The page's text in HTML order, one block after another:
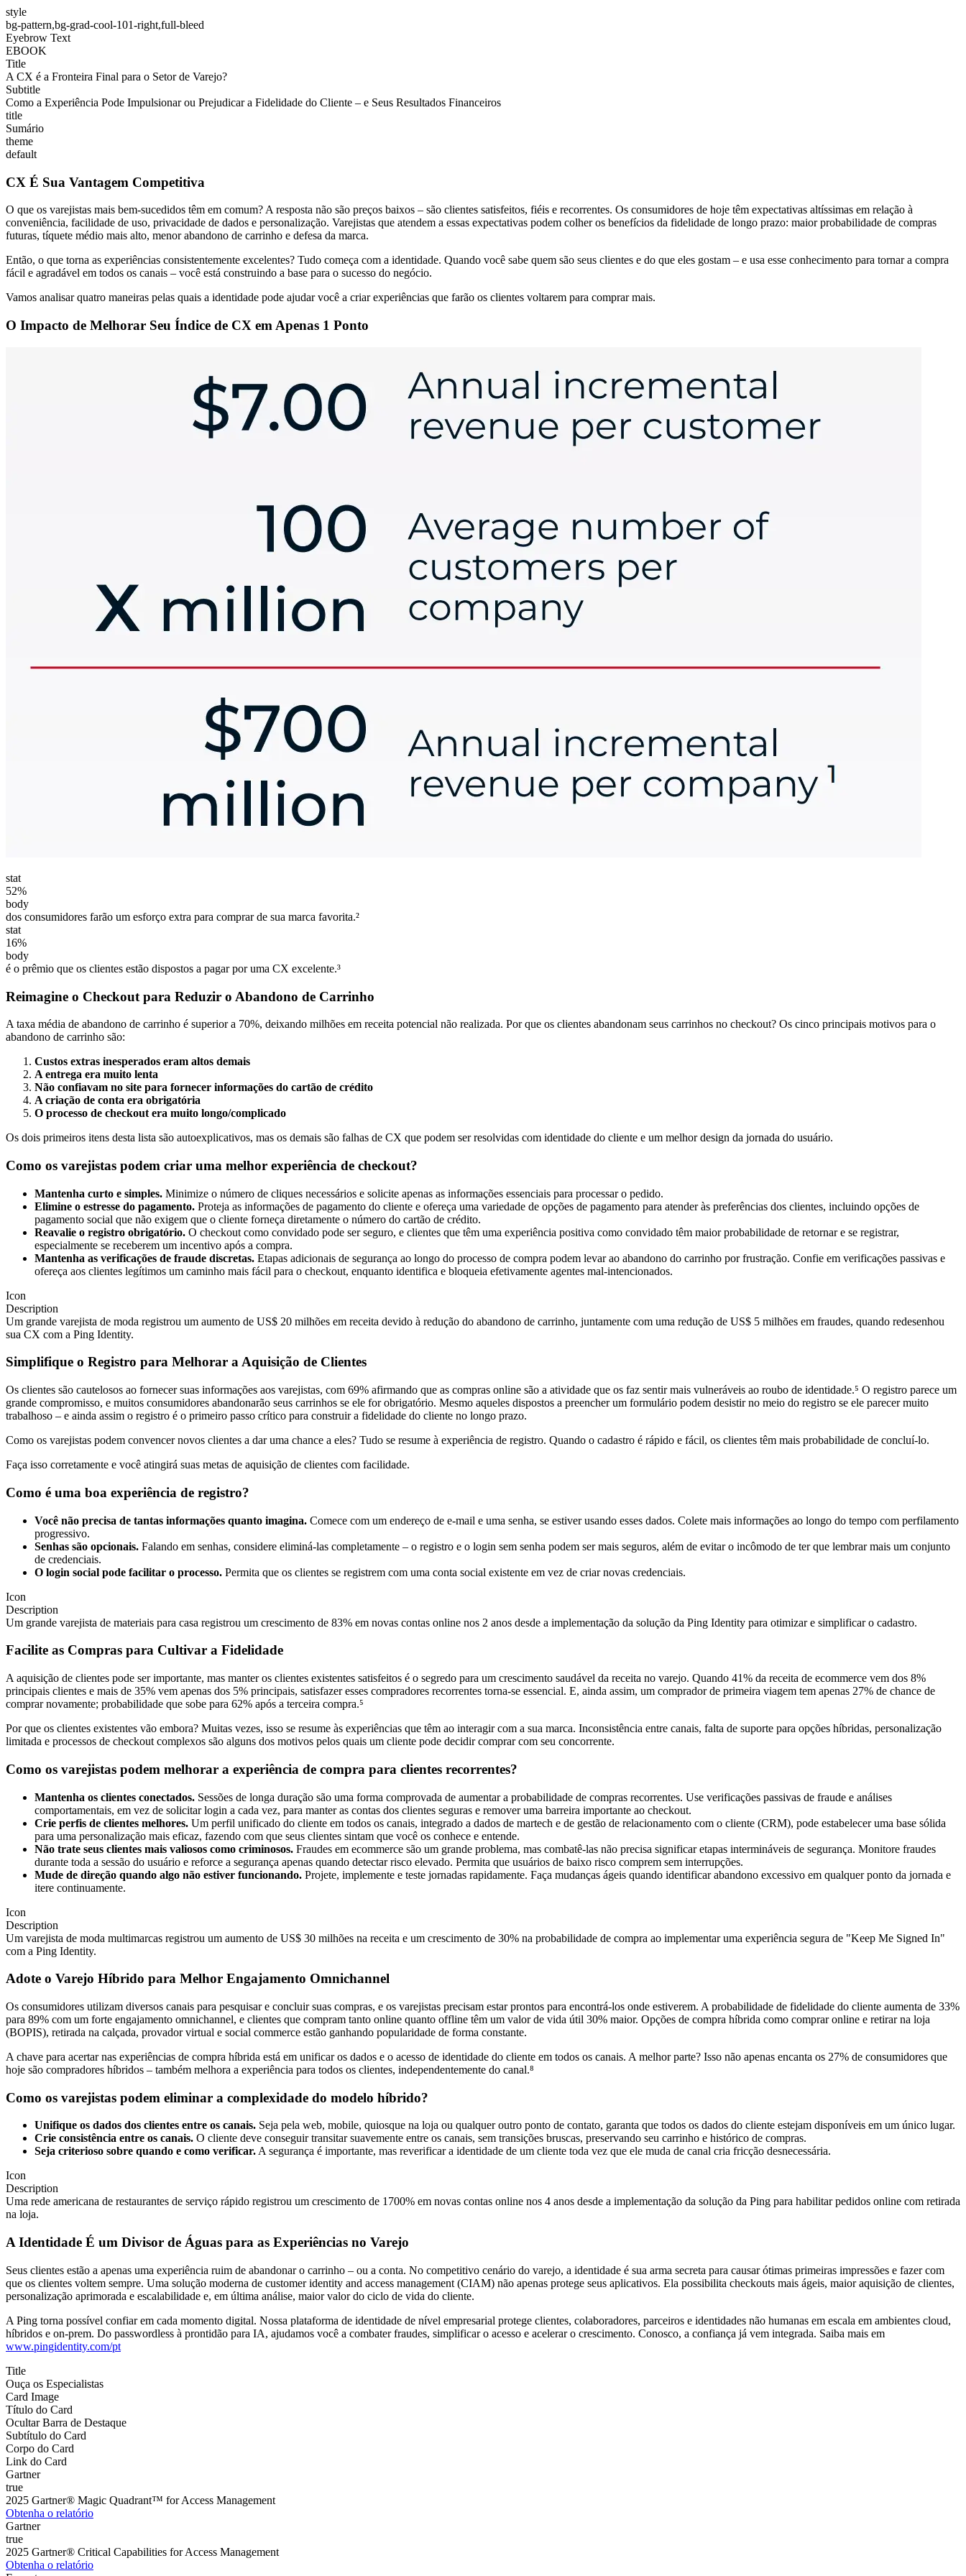
style
bg-pattern,bg-grad-cool-101-right,full-bleed
Eyebrow Text
EBOOK
Title
A CX é a Fronteira Final para o Setor de Varejo?
Subtitle
Como a Experiência Pode Impulsionar ou Prejudicar a Fidelidade do Cliente – e Seus Resultados Financeiros
title
Sumário
theme
default
CX É Sua Vantagem Competitiva
O que os varejistas mais bem-sucedidos têm em comum? A resposta não são preços baixos – são clientes satisfeitos, fiéis e recorrentes. Os consumidores de hoje têm expectativas altíssimas em relação à
conveniência, facilidade de uso, privacidade de dados e personalização. Varejistas que atendem a essas expectativas podem colher os benefícios da fidelidade de longo prazo: maior probabilidade de compras
futuras, tíquete médio mais alto, menor abandono de carrinho e defesa da marca.
Então, o que torna as experiências consistentemente excelentes? Tudo começa com a identidade. Quando você sabe quem são seus clientes e do que eles gostam – e usa esse conhecimento para tornar a compra
fácil e agradável em todos os canais – você está construindo a base para o sucesso do negócio.
Vamos analisar quatro maneiras pelas quais a identidade pode ajudar você a criar experiências que farão os clientes voltarem para comprar mais.
O Impacto de Melhorar Seu Índice de CX em Apenas 1 Ponto
stat
52%
body
dos consumidores farão um esforço extra para comprar de sua marca favorita.²
stat
16%
body
é o prêmio que os clientes estão dispostos a pagar por uma CX excelente.³
Reimagine o Checkout para Reduzir o Abandono de Carrinho
A taxa média de abandono de carrinho é superior a 70%, deixando milhões em receita potencial não realizada. Por que os clientes abandonam seus carrinhos no checkout? Os cinco principais motivos para o
abandono de carrinho são:
Custos extras inesperados eram altos demais
A entrega era muito lenta
Não confiavam no site para fornecer informações do cartão de crédito
A criação de conta era obrigatória
O processo de checkout era muito longo/complicado
Os dois primeiros itens desta lista são autoexplicativos, mas os demais são falhas de CX que podem ser resolvidas com identidade do cliente e um melhor design da jornada do usuário.
Como os varejistas podem criar uma melhor experiência de checkout?
Mantenha curto e simples. Minimize o número de cliques necessários e solicite apenas as informações essenciais para processar o pedido.
Elimine o estresse do pagamento. Proteja as informações de pagamento do cliente e ofereça uma variedade de opções de pagamento para atender às preferências dos clientes, incluindo opções de
pagamento social que não exigem que o cliente forneça diretamente o número do cartão de crédito.
Reavalie o registro obrigatório. O checkout como convidado pode ser seguro, e clientes que têm uma experiência positiva como convidado têm maior probabilidade de retornar e se registrar,
especialmente se receberem um incentivo após a compra.
Mantenha as verificações de fraude discretas. Etapas adicionais de segurança ao longo do processo de compra podem levar ao abandono do carrinho por frustração. Confie em verificações passivas e
ofereça aos clientes legítimos um caminho mais fácil para o checkout, enquanto identifica e bloqueia efetivamente agentes mal-intencionados.
Icon
Description
Um grande varejista de moda registrou um aumento de US$ 20 milhões em receita devido à redução do abandono de carrinho, juntamente com uma redução de US$ 5 milhões em fraudes, quando redesenhou
sua CX com a Ping Identity.
Simplifique o Registro para Melhorar a Aquisição de Clientes
Os clientes são cautelosos ao fornecer suas informações aos varejistas, com 69% afirmando que as compras online são a atividade que os faz sentir mais vulneráveis ao roubo de identidade.⁵ O registro parece um
grande compromisso, e muitos consumidores abandonarão seus carrinhos se ele for obrigatório. Mesmo aqueles dispostos a preencher um formulário podem desistir no meio do registro se ele parecer muito
trabalhoso – e ainda assim o registro é o primeiro passo crítico para construir a fidelidade do cliente no longo prazo.
Como os varejistas podem convencer novos clientes a dar uma chance a eles? Tudo se resume à experiência de registro. Quando o cadastro é rápido e fácil, os clientes têm mais probabilidade de concluí-lo.
Faça isso corretamente e você atingirá suas metas de aquisição de clientes com facilidade.
Como é uma boa experiência de registro?
Você não precisa de tantas informações quanto imagina. Comece com um endereço de e-mail e uma senha, se estiver usando esses dados. Colete mais informações ao longo do tempo com perfilamento
progressivo.
Senhas são opcionais. Falando em senhas, considere eliminá-las completamente – o registro e o login sem senha podem ser mais seguros, além de evitar o incômodo de ter que lembrar mais um conjunto
de credenciais.
O login social pode facilitar o processo. Permita que os clientes se registrem com uma conta social existente em vez de criar novas credenciais.
Icon
Description
Um grande varejista de materiais para casa registrou um crescimento de 83% em novas contas online nos 2 anos desde a implementação da solução da Ping Identity para otimizar e simplificar o cadastro.
Facilite as Compras para Cultivar a Fidelidade
A aquisição de clientes pode ser importante, mas manter os clientes existentes satisfeitos é o segredo para um crescimento saudável da receita no varejo. Quando 41% da receita de ecommerce vem dos 8%
principais clientes e mais de 35% vem apenas dos 5% principais, satisfazer esses compradores recorrentes torna-se essencial. E, ainda assim, um comprador de primeira viagem tem apenas 27% de chance de
comprar novamente; probabilidade que sobe para 62% após a terceira compra.⁵
Por que os clientes existentes vão embora? Muitas vezes, isso se resume às experiências que têm ao interagir com a sua marca. Inconsistência entre canais, falta de suporte para opções híbridas, personalização
limitada e processos de checkout complexos são alguns dos motivos pelos quais um cliente pode decidir comprar com seu concorrente.
Como os varejistas podem melhorar a experiência de compra para clientes recorrentes?
Mantenha os clientes conectados. Sessões de longa duração são uma forma comprovada de aumentar a probabilidade de compras recorrentes. Use verificações passivas de fraude e análises
comportamentais, em vez de solicitar login a cada vez, para manter as contas dos clientes seguras e remover uma barreira importante ao checkout.
Crie perfis de clientes melhores. Um perfil unificado do cliente em todos os canais, integrado a dados de martech e de gestão de relacionamento com o cliente (CRM), pode estabelecer uma base sólida
para uma personalização mais eficaz, fazendo com que seus clientes sintam que você os conhece e entende.
Não trate seus clientes mais valiosos como criminosos. Fraudes em ecommerce são um grande problema, mas combatê-las não precisa significar etapas intermináveis de segurança. Monitore fraudes
durante toda a sessão do usuário e reforce a segurança apenas quando detectar risco elevado. Permita que usuários de baixo risco comprem sem interrupções.
Mude de direção quando algo não estiver funcionando. Projete, implemente e teste jornadas rapidamente. Faça mudanças ágeis quando identificar abandono excessivo em qualquer ponto da jornada e
itere continuamente.
Icon
Description
Um varejista de moda multimarcas registrou um aumento de US$ 30 milhões na receita e um crescimento de 30% na probabilidade de compra ao implementar uma experiência segura de "Keep Me Signed In"
com a Ping Identity.
Adote o Varejo Híbrido para Melhor Engajamento Omnichannel
Os consumidores utilizam diversos canais para pesquisar e concluir suas compras, e os varejistas precisam estar prontos para encontrá-los onde estiverem. A probabilidade de fidelidade do cliente aumenta de 33%
para 89% com um forte engajamento omnichannel, e clientes que compram tanto online quanto offline têm um valor de vida útil 30% maior. Opções de compra híbrida como comprar online e retirar na loja
(BOPIS), retirada na calçada, provador virtual e social commerce estão ganhando popularidade de forma constante.
A chave para acertar nas experiências de compra híbrida está em unificar os dados e o acesso de identidade do cliente em todos os canais. A melhor parte? Isso não apenas encanta os 27% de consumidores que
hoje são compradores híbridos – também melhora a experiência para todos os clientes, independentemente do canal.⁸
Como os varejistas podem eliminar a complexidade do modelo híbrido?
Unifique os dados dos clientes entre os canais. Seja pela web, mobile, quiosque na loja ou qualquer outro ponto de contato, garanta que todos os dados do cliente estejam disponíveis em um único lugar.
Crie consistência entre os canais. O cliente deve conseguir transitar suavemente entre os canais, sem transições bruscas, preservando seu carrinho e histórico de compras.
Seja criterioso sobre quando e como verificar. A segurança é importante, mas reverificar a identidade de um cliente toda vez que ele muda de canal cria fricção desnecessária.
Icon
Description
Uma rede americana de restaurantes de serviço rápido registrou um crescimento de 1700% em novas contas online nos 4 anos desde a implementação da solução da Ping para habilitar pedidos online com retirada
na loja.
A Identidade É um Divisor de Águas para as Experiências no Varejo
Seus clientes estão a apenas uma experiência ruim de abandonar o carrinho – ou a conta. No competitivo cenário do varejo, a identidade é sua arma secreta para causar ótimas primeiras impressões e fazer com
que os clientes voltem sempre. Uma solução moderna de customer identity and access management (CIAM) não apenas protege seus aplicativos. Ela possibilita checkouts mais ágeis, maior aquisição de clientes,
personalização aprimorada e escalabilidade e, em última análise, maior valor do ciclo de vida do cliente.
A Ping torna possível confiar em cada momento digital. Nossa plataforma de identidade de nível empresarial protege clientes, colaboradores, parceiros e identidades não humanas em escala em ambientes cloud,
híbridos e on-prem. Do passwordless à prontidão para IA, ajudamos você a combater fraudes, simplificar o acesso e acelerar o crescimento. Conosco, a confiança já vem integrada. Saiba mais em
www.pingidentity.com/pt
Title
Ouça os Especialistas
Card Image
Título do Card
Ocultar Barra de Destaque
Subtítulo do Card
Corpo do Card
Link do Card
Gartner
true
2025 Gartner® Magic Quadrant™ for Access Management
Obtenha o relatório
Gartner
true
2025 Gartner® Critical Capabilities for Access Management
Obtenha o relatório